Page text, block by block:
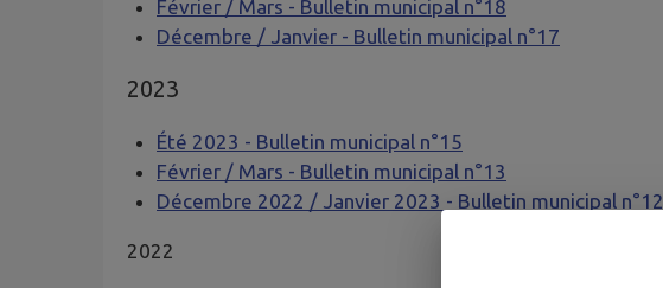
Février / Mars - Bulletin municipal n°18
Décembre / Janvier - Bulletin municipal n°17
2023
Été 2023 - Bulletin municipal n°15
Février / Mars - Bulletin municipal n°13
Décembre 2022 / Janvier 2023 - Bulletin municipal n°12
2022